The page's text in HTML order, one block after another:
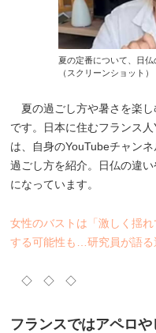
夏の定番について、日
（スクリーンショット）
夏の過ごし方や暑さを楽し
です。日本に住むフランス
は、自身のYouTubeチャン
過ごし方を紹介。日仏の違
になっています。
女性のバストは「激しく揺
する可能性も…研究員が語る
◇ ◇ ◇
フランスではアペロ